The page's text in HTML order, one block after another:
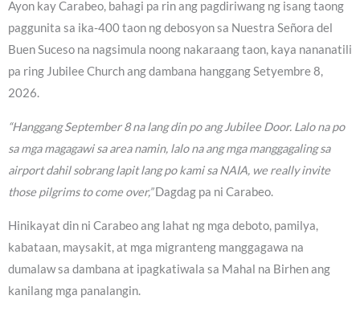
Ayon kay Carabeo, bahagi pa rin ang pagdiriwang ng isang taong
paggunita sa ika-400 taon ng debosyon sa Nuestra Señora del
Buen Suceso na nagsimula noong nakaraang taon, kaya nananatili
pa ring Jubilee Church ang dambana hanggang Setyembre 8,
2026.
“Hanggang September 8 na lang din po ang Jubilee Door. Lalo na po
sa mga magagawi sa area namin, lalo na ang mga manggagaling sa
airport dahil sobrang lapit lang po kami sa NAIA, we really invite
those pilgrims to come over,”Dagdag pa ni Carabeo.
Hinikayat din ni Carabeo ang lahat ng mga deboto, pamilya,
kabataan, maysakit, at mga migranteng manggagawa na
dumalaw sa dambana at ipagkatiwala sa Mahal na Birhen ang
kanilang mga panalangin.